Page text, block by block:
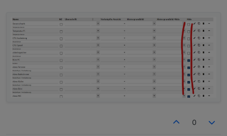
Ich würde gerne ein Gerät ausblenden. Es geht hier
um den Weihnachtsbaum. Gibt es eine Möglichkeit ein
Kachel auszublenden, die nicht über Aktiv/Inaktiv
funktioniert, denn nächsts Jahr soll wieder alles so
funktionieren wie bisher.
0